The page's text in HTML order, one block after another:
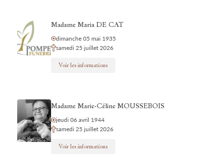
Madame Maria DE CAT
dimanche 05 mai 1935
samedi 25 juillet 2026
Voir les informations
Madame Marie-Céline MOUSSEBOIS
jeudi 06 avril 1944
samedi 25 juillet 2026
Voir les informations